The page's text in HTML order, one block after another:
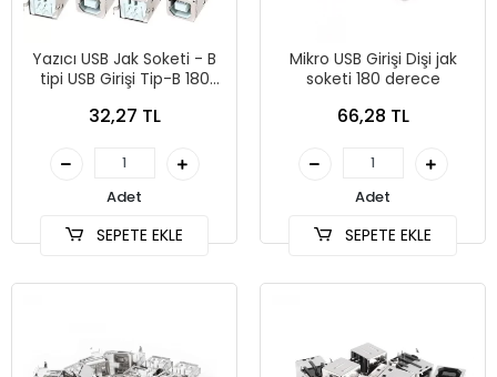
Yazıcı USB Jak Soketi - B
tipi USB Girişi Tip-B 180
32,27 TL
Adet
SEPETE EKLE
Mikro USB Girişi Dişi jak
soketi 180 derece
66,28 TL
Adet
SEPETE EKLE